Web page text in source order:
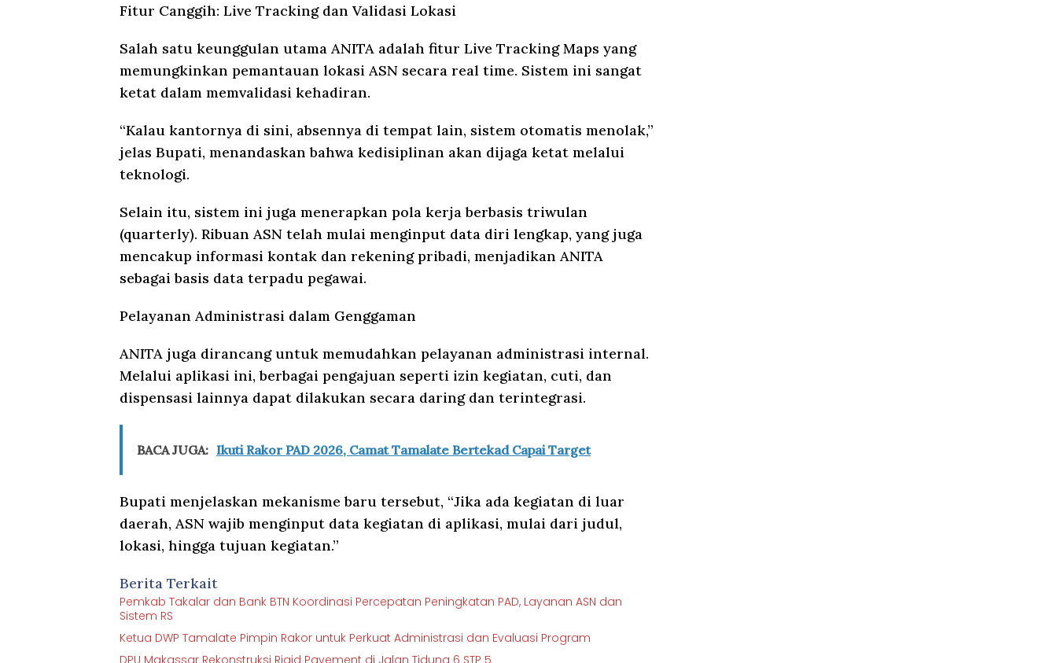
Fitur Canggih: Live Tracking dan Validasi Lokasi
Salah satu keunggulan utama ANITA adalah fitur Live Tracking Maps yang
memungkinkan pemantauan lokasi ASN secara real time. Sistem ini sangat
ketat dalam memvalidasi kehadiran.
“Kalau kantornya di sini, absennya di tempat lain, sistem otomatis menolak,”
jelas Bupati, menandaskan bahwa kedisiplinan akan dijaga ketat melalui
teknologi.
Selain itu, sistem ini juga menerapkan pola kerja berbasis triwulan
(quarterly). Ribuan ASN telah mulai menginput data diri lengkap, yang juga
mencakup informasi kontak dan rekening pribadi, menjadikan ANITA
sebagai basis data terpadu pegawai.
Pelayanan Administrasi dalam Genggaman
ANITA juga dirancang untuk memudahkan pelayanan administrasi internal.
Melalui aplikasi ini, berbagai pengajuan seperti izin kegiatan, cuti, dan
dispensasi lainnya dapat dilakukan secara daring dan terintegrasi.
BACA JUGA: Ikuti Rakor PAD 2026, Camat Tamalate Bertekad Capai Target
Bupati menjelaskan mekanisme baru tersebut, “Jika ada kegiatan di luar
daerah, ASN wajib menginput data kegiatan di aplikasi, mulai dari judul,
lokasi, hingga tujuan kegiatan.”
Berita Terkait
Pemkab Takalar dan Bank BTN Koordinasi Percepatan Peningkatan PAD, Layanan ASN dan
Sistem RS
Ketua DWP Tamalate Pimpin Rakor untuk Perkuat Administrasi dan Evaluasi Program
DPU Makassar Rekonstruksi Rigid Pavement di Jalan Tidung 6 STP 5